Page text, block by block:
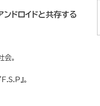
ンドロイドと共存する
。
』。